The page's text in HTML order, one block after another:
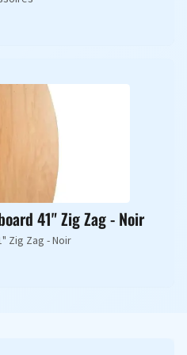
41" Zig Zag - Noir
Zig Zag - Noir